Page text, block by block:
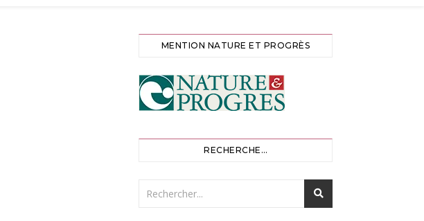
MENTION NATURE ET PROGRÈS
RECHERCHE…